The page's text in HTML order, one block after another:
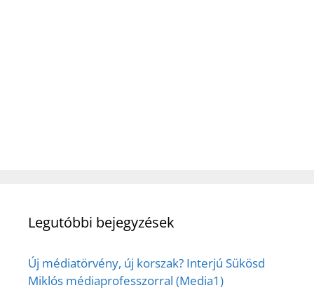
Legutóbbi bejegyzések
Új médiatörvény, új korszak? Interjú Sükösd
Miklós médiaprofesszorral (Media1)